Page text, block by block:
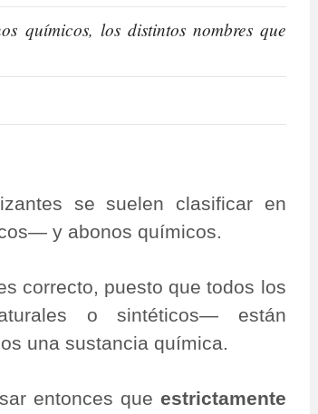
químicos, los distintos nombres que
se suelen clasificar en
y abonos químicos.
correcto, puesto que todos los
o sintéticos― están
una sustancia química.
entonces que estrictamente